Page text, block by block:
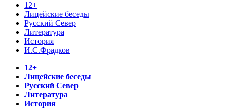
12+
Лицейские беседы
Русский Север
Литература
История
И.С.Фрадков
12+
Лицейские беседы
Русский Север
Литература
История